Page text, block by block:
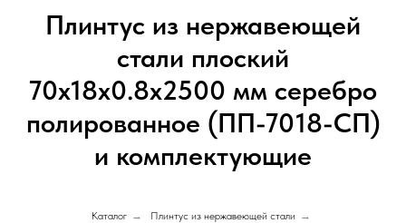
Плинтус из нержавеющей
стали плоский
70х18х0.8х2500 мм серебро
полированное (ПП-7018-СП)
и комплектующие
Каталог → Плинтус из нержавеющей стали →